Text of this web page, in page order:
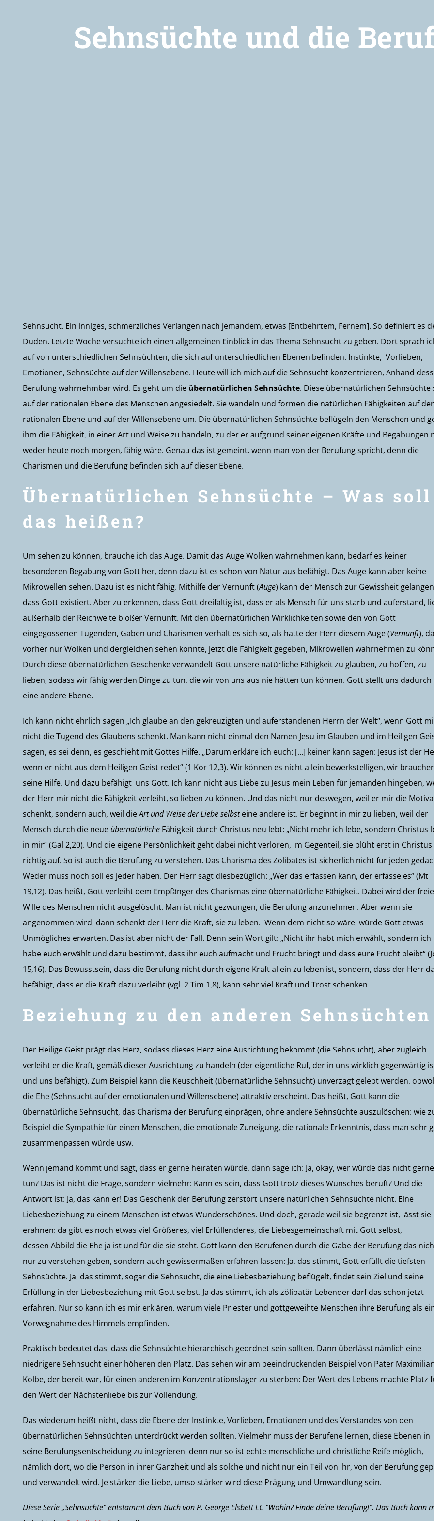
Sehnsüchte und die
Sehnsucht. Ein inniges, schmerzliches Verlangen nach jemandem, etwas [Entbehrtem, Fernem]. So definiert es
Duden. Letzte Woche versuchte ich einen allgemeinen Einblick in das Thema Sehnsucht zu geben. Dort sprach
auf von unterschiedlichen Sehnsüchten, die sich auf unterschiedlichen Ebenen befinden: Instinkte, Vorlieben,
Emotionen, Sehnsüchte auf der Willensebene. Heute will ich mich auf die Sehnsucht konzentrieren, Anhand
Berufung wahrnehmbar wird. Es geht um die übernatürlichen Sehnsüchte. Diese übernatürlichen Sehnsüchte
auf der rationalen Ebene des Menschen angesiedelt. Sie wandeln und formen die natürlichen Fähigkeiten auf der
rationalen Ebene und auf der Willensebene um. Die übernatürlichen Sehnsüchte beflügeln den Menschen und
ihm die Fähigkeit, in einer Art und Weise zu handeln, zu der er aufgrund seiner eigenen Kräfte und Begabungen
weder heute noch morgen, fähig wäre. Genau das ist gemeint, wenn man von der Berufung spricht, denn die
Charismen und die Berufung befinden sich auf dieser Ebene.
Übernatürlichen Sehnsüchte – Was soll
das heißen?
Um sehen zu können, brauche ich das Auge. Damit das Auge Wolken wahrnehmen kann, bedarf es keiner
besonderen Begabung von Gott her, denn dazu ist es schon von Natur aus befähigt. Das Auge kann aber keine
Mikrowellen sehen. Dazu ist es nicht fähig. Mithilfe der Vernunft (Auge) kann der Mensch zur Gewissheit
dass Gott existiert. Aber zu erkennen, dass Gott dreifaltig ist, dass er als Mensch für uns starb und auferstand,
außerhalb der Reichweite bloßer Vernunft. Mit den übernatürlichen Wirklichkeiten sowie den von Gott
eingegossenen Tugenden, Gaben und Charismen verhält es sich so, als hätte der Herr diesem Auge (Vernunft),
vorher nur Wolken und dergleichen sehen konnte, jetzt die Fähigkeit gegeben, Mikrowellen wahrnehmen zu
Durch diese übernatürlichen Geschenke verwandelt Gott unsere natürliche Fähigkeit zu glauben, zu hoffen, zu
lieben, sodass wir fähig werden Dinge zu tun, die wir von uns aus nie hätten tun können. Gott stellt uns dadurch
eine andere Ebene.
Ich kann nicht ehrlich sagen „Ich glaube an den gekreuzigten und auferstandenen Herrn der Welt“, wenn Gott
nicht die Tugend des Glaubens schenkt. Man kann nicht einmal den Namen Jesu im Glauben und im Heiligen
sagen, es sei denn, es geschieht mit Gottes Hilfe. „Darum erkläre ich euch: […] keiner kann sagen: Jesus ist der
wenn er nicht aus dem Heiligen Geist redet“ (1 Kor 12,3). Wir können es nicht allein bewerkstelligen, wir
seine Hilfe. Und dazu befähigt uns Gott. Ich kann nicht aus Liebe zu Jesus mein Leben für jemanden hingeben,
der Herr mir nicht die Fähigkeit verleiht, so lieben zu können. Und das nicht nur deswegen, weil er mir die
schenkt, sondern auch, weil dieArt und Weise der Liebe selbsteine andere ist. Er beginnt in mir zu lieben, weil der
Mensch durch die neue übernatürliche Fähigkeit durch Christus neu lebt: „Nicht mehr ich lebe, sondern Christus
in mir“ (Gal 2,20). Und die eigene Persönlichkeit geht dabei nicht verloren, im Gegenteil, sie blüht erst in Christus
richtig auf. So ist auch die Berufung zu verstehen. Das Charisma des Zölibates ist sicherlich nicht für jeden
Weder muss noch soll es jeder haben. Der Herr sagt diesbezüglich: „Wer das erfassen kann, der erfasse es“ (Mt
19,12). Das heißt, Gott verleiht dem Empfänger des Charismas eine übernatürliche Fähigkeit. Dabei wird der freie
Wille des Menschen nicht ausgelöscht. Man ist nicht gezwungen, die Berufung anzunehmen. Aber wenn sie
angenommen wird, dann schenkt der Herr die Kraft, sie zu leben. Wenn dem nicht so wäre, würde Gott etwas
Unmögliches erwarten. Das ist aber nicht der Fall. Denn sein Wort gilt: „Nicht ihr habt mich erwählt, sondern ich
habe euch erwählt und dazu bestimmt, dass ihr euch aufmacht und Frucht bringt und dass eure Frucht bleibt“
15,16). Das Bewusstsein, dass die Berufung nicht durch eigene Kraft allein zu leben ist, sondern, dass der Herr
befähigt, dass er die Kraft dazu verleiht (vgl. 2 Tim 1,8), kann sehr viel Kraft und Trost schenken.
Beziehung zu den anderen Sehnsüchten
Der Heilige Geist prägt das Herz, sodass dieses Herz eine Ausrichtung bekommt (die Sehnsucht), aber zugleich
verleiht er die Kraft, gemäß dieser Ausrichtung zu handeln (der eigentliche Ruf, der in uns wirklich gegenwärtig
und uns befähigt). Zum Beispiel kann die Keuschheit (übernatürliche Sehnsucht) unverzagt gelebt werden,
die Ehe (Sehnsucht auf der emotionalen und Willensebene) attraktiv erscheint. Das heißt, Gott kann die
übernatürliche Sehnsucht, das Charisma der Berufung einprägen, ohne andere Sehnsüchte auszulöschen: wie
Beispiel die Sympathie für einen Menschen, die emotionale Zuneigung, die rationale Erkenntnis, dass man sehr
zusammenpassen würde usw.
Wenn jemand kommt und sagt, dass er gerne heiraten würde, dann sage ich: Ja, okay, wer würde das nicht gerne
tun? Das ist nicht die Frage, sondern vielmehr: Kann es sein, dass Gott trotz dieses Wunsches beruft? Und die
Antwort ist: Ja, das kann er! Das Geschenk der Berufung zerstört unsere natürlichen Sehnsüchte nicht. Eine
Liebesbeziehung zu einem Menschen ist etwas Wunderschönes. Und doch, gerade weil sie begrenzt ist, lässt sie
erahnen: da gibt es noch etwas viel Größeres, viel Erfüllenderes, die Liebesgemeinschaft mit Gott selbst,
dessen Abbild die Ehe ja ist und für die sie steht. Gott kann den Berufenen durch die Gabe der Berufung das
nur zu verstehen geben, sondern auch gewissermaßen erfahren lassen: Ja, das stimmt, Gott erfüllt die tiefsten
Sehnsüchte. Ja, das stimmt, sogar die Sehnsucht, die eine Liebesbeziehung beflügelt, findet sein Ziel und seine
Erfüllung in der Liebesbeziehung mit Gott selbst. Ja das stimmt, ich als zölibatär Lebender darf das schon jetzt
erfahren. Nur so kann ich es mir erklären, warum viele Priester und gottgeweihte Menschen ihre Berufung als
Vorwegnahme des Himmels empfinden.
Praktisch bedeutet das, dass die Sehnsüchte hierarchisch geordnet sein sollten. Dann überlässt nämlich eine
niedrigere Sehnsucht einer höheren den Platz. Das sehen wir am beeindruckenden Beispiel von Pater Maximilian
Kolbe, der bereit war, für einen anderen im Konzentrationslager zu sterben: Der Wert des Lebens machte Platz
den Wert der Nächstenliebe bis zur Vollendung.
Das wiederum heißt nicht, dass die Ebene der Instinkte, Vorlieben, Emotionen und des Verstandes von den
übernatürlichen Sehnsüchten unterdrückt werden sollten. Vielmehr muss der Berufene lernen, diese Ebenen in
seine Berufungsentscheidung zu integrieren, denn nur so ist echte menschliche und christliche Reife möglich,
nämlich dort, wo die Person in ihrer Ganzheit und als solche und nicht nur ein Teil von ihr, von der Berufung
und verwandelt wird. Je stärker die Liebe, umso stärker wird diese Prägung und Umwandlung sein.
Diese Serie „Sehnsüchte“ entstammt dem Buch von P. George Elsbett LC “Wohin? Finde deine Berufung!”. Das Buch kann